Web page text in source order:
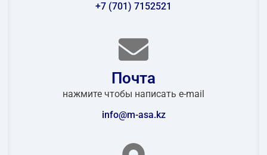
+7 (701) 7152521
Почта
нажмите чтобы написать e-mail
info@m-asa.kz